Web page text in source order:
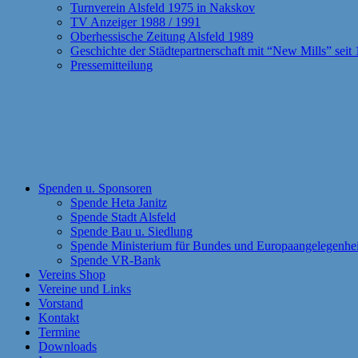
Turnverein Alsfeld 1975 in Nakskov
TV Anzeiger 1988 / 1991
Oberhessische Zeitung Alsfeld 1989
Geschichte der Städtepartnerschaft mit “New Mills” seit
Pressemitteilung
Spenden u. Sponsoren
Spende Heta Janitz
Spende Stadt Alsfeld
Spende Bau u. Siedlung
Spende Ministerium für Bundes und
Spende VR-Bank
Vereins Shop
Vereine und Links
Vorstand
Kontakt
Termine
Downloads